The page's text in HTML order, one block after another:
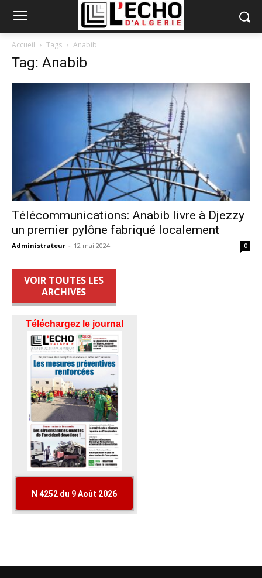
Accueil Tags Anabib
Tag: Anabib
Télécommunications: Anabib livre à Djezzy
un premier pylône fabriqué localement
Administrateur - 12 mai 2024 0
VOIR TOUTES LES
ARCHIVES